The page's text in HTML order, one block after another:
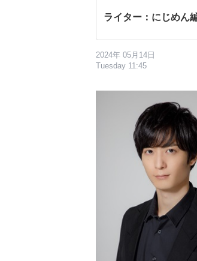
ライター：にじめん
2024年 05月14日
Tuesday 11:45